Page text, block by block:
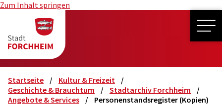
Zum Inhalt springen
Startseite
Kultur & Freizeit
Geschichte & Brauchtum
Stadtarchiv Forchheim
Angebote & Services
Personenstandsregister (Kopien)